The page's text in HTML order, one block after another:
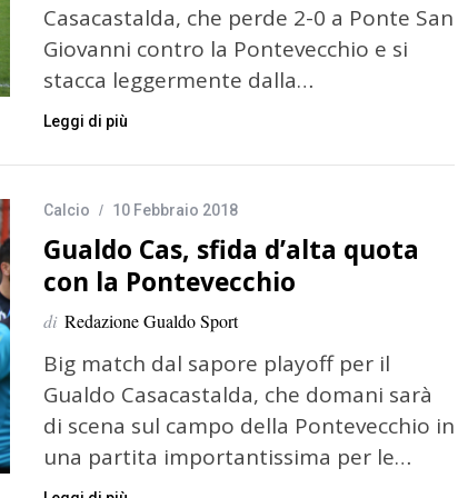
Casacastalda, che perde 2-0 a Ponte San
Giovanni contro la Pontevecchio e si
stacca leggermente dalla…
Leggi di più
Calcio 10 Febbraio 2018
Gualdo Cas, sfida d’alta quota
con la Pontevecchio
di Redazione Gualdo Sport
Big match dal sapore playoff per il
Gualdo Casacastalda, che domani sarà
di scena sul campo della Pontevecchio in
una partita importantissima per le…